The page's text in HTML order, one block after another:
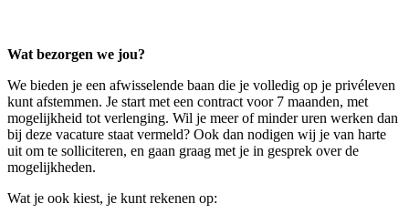
Wat bezorgen we jou?
We bieden je een afwisselende baan die je volledig op je privéleven
kunt afstemmen. Je start met een contract voor 7 maanden, met
mogelijkheid tot verlenging. Wil je meer of minder uren werken dan
bij deze vacature staat vermeld? Ook dan nodigen wij je van harte
uit om te solliciteren, en gaan graag met je in gesprek over de
mogelijkheden.
Wat je ook kiest, je kunt rekenen op: